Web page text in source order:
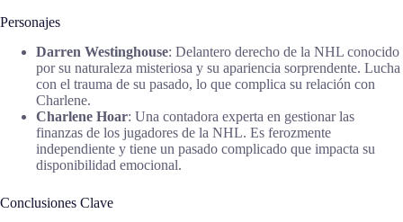
Personajes
Darren Westinghouse: Delantero derecho de la NHL conocido
por su naturaleza misteriosa y su apariencia sorprendente. Lucha
con el trauma de su pasado, lo que complica su relación con
Charlene.
Charlene Hoar: Una contadora experta en gestionar las
finanzas de los jugadores de la NHL. Es ferozmente
independiente y tiene un pasado complicado que impacta su
disponibilidad emocional.
Conclusiones Clave